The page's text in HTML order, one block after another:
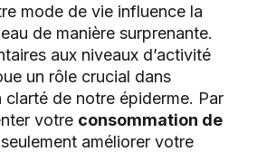
mode de vie influence la
de manière surprenante.
aux niveaux d’activité
un rôle crucial dans
clarté de notre épiderme. Par
votre consommation de
améliorer votre